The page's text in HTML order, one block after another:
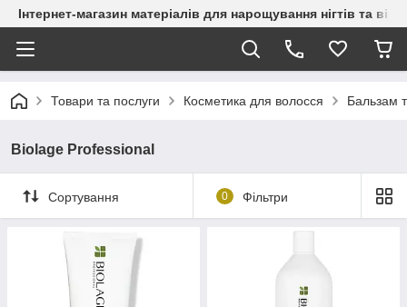
Інтернет-магазин матеріалів для нарощування нігтів та вій
Товари та послуги Косметика для волосся Бальзам
Biolage Professional
Сортування 0 Фільтри